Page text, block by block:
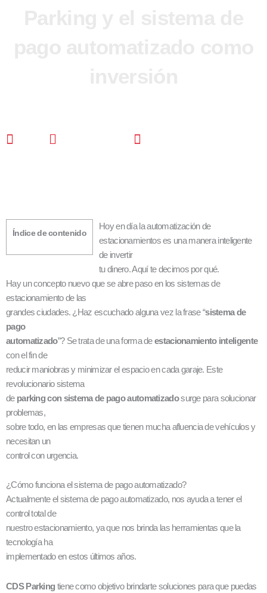
Índice de contenido
Hoy en día la automatización de
estacionamientos es una manera inteligente
de invertir
tu dinero. Aquí te decimos por qué.
Hay un concepto nuevo que se abre paso en los sistemas de
estacionamiento de las
grandes ciudades. ¿Haz escuchado alguna vez la frase “sistema de
pago
automatizado”? Se trata de una forma deestacionamiento inteligente
con el fin de
reducir maniobras y minimizar el espacio en cada garaje. Este
revolucionario sistema
de parking con sistema de pago automatizadosurge para solucionar
problemas,
sobre todo, en las empresas que tienen mucha afluencia de vehículos y
necesitan un
control con urgencia.
¿Cómo funciona el sistema de pago automatizado?
Actualmente el sistema de pago automatizado, nos ayuda a tener el
control total de
nuestro estacionamiento, ya que nos brinda las herramientas que la
tecnología ha
implementado en estos últimos años.
CDS Parking tiene como objetivo brindarte soluciones para que puedas